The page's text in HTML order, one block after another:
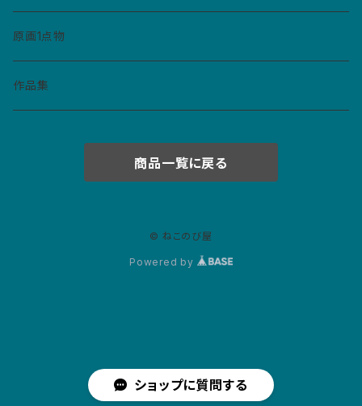
ショップに質問する
コースター
財布・キーホルダー・パスケース
缶バッジ
ペンダント
原画1点物
作品集
商品一覧に戻る
© ねこのび屋
Powered by